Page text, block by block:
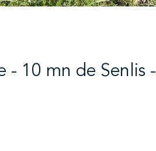
- 10 mn de Senlis -